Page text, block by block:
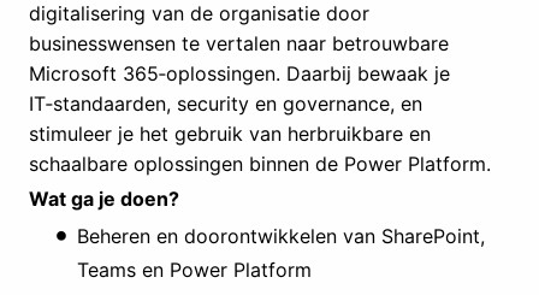
digitalisering van de organisatie door
businesswensen te vertalen naar betrouwbare
Microsoft 365‑oplossingen. Daarbij bewaak je
IT‑standaarden, security en governance, en
stimuleer je het gebruik van herbruikbare en
schaalbare oplossingen binnen de Power Platform.
Wat ga je doen?
Beheren en doorontwikkelen van SharePoint,
Teams en Power Platform